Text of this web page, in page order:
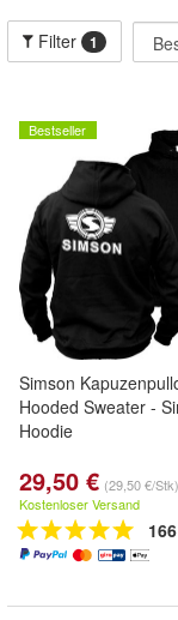
Filter 1
Bestseller
Simson
Hooded Sweater -
Hoodie
29,50 € (29,50 €/Stk)
Kostenloser Versand
166